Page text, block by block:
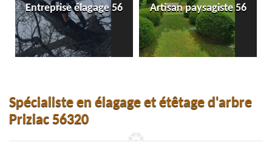
Entreprise élagage 56 Artisan paysagiste 56
Spécialiste en élagage et étêtage d'arbre
Priziac 56320